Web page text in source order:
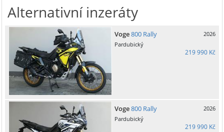
Alternativní inzeráty
Voge800 Rally
2026
Pardubický
219 990 Kč
Voge800 Rally
2026
Pardubický
219 990 Kč